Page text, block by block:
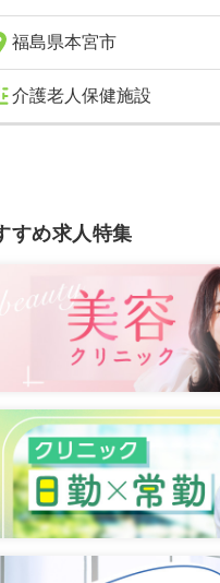
福島県本宮市
介護老人保健施設
すめ求人特集